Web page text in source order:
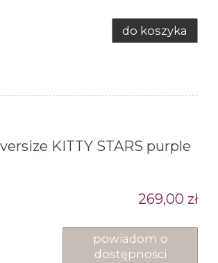
do koszyka
KITTY STARS purple
269,00 zł
powiadom o
dostępności